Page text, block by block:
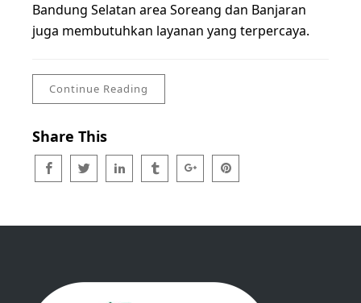
Bandung Selatan area Soreang dan Banjaran
juga membutuhkan layanan yang terpercaya.
Continue Reading
Share This